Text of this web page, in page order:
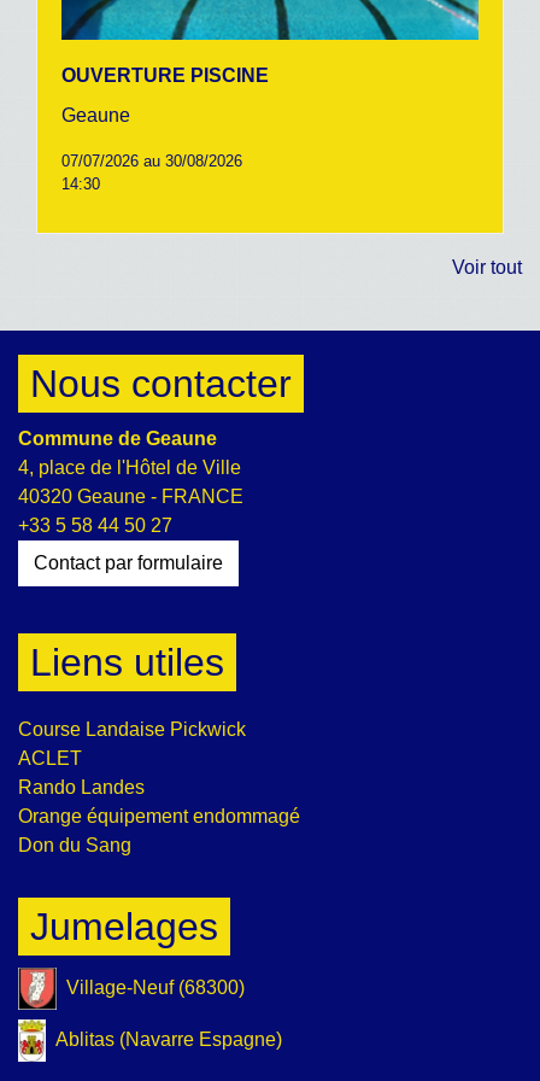
OUVERTURE PISCINE
Geaune
07/07/2026 au 30/08/2026
14:30
Voir tout
Nous contacter
Commune de Geaune
4, place de l'Hôtel de Ville
40320 Geaune - FRANCE
+33 5 58 44 50 27
Contact par formulaire
Liens utiles
Course Landaise Pickwick
ACLET
Rando Landes
Orange équipement endommagé
Don du Sang
Jumelages
Village-Neuf (68300)
Ablitas (Navarre Espagne)